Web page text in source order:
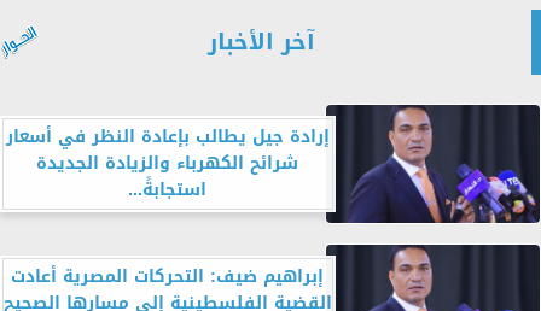
آخر الأخبار
إرادة جيل يطالب بإعادة النظر في أسعار
شرائح الكهرباء والزيادة الجديدة
استجابةً...
إبراهيم ضيف: التحركات المصرية أعادت
القضية الفلسطينية إلى مسارها الصحيح